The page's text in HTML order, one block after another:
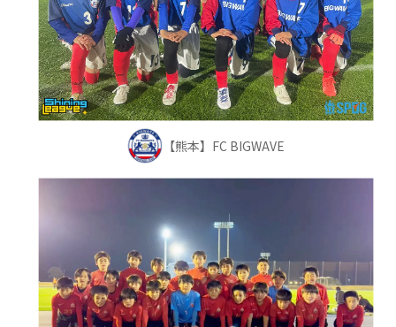
【熊本】FC BIGWAVE